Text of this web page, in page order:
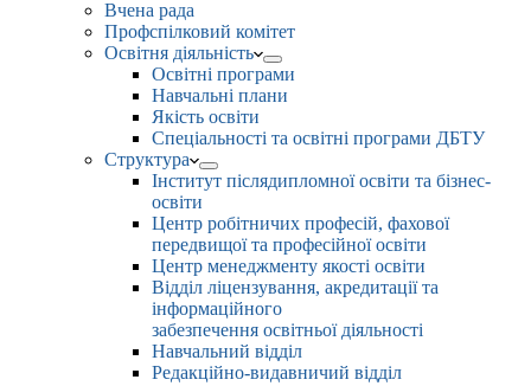
Вчена рада
Профспілковий комітет
Освітня діяльність
Освітні програми
Навчальні плани
Якість освіти
Спеціальності та освітні програми ДБТУ
Структура
Інститут післядипломної освіти та бізнес-
освіти
Центр робітничих професій, фахової
передвищої та професійної освіти
Центр менеджменту якості освіти
Відділ ліцензування, акредитації та
інформаційного
забезпечення освітньої діяльності
Навчальний відділ
Редакційно-видавничий відділ